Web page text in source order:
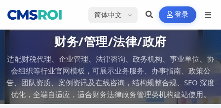
选择语言 登录
财务/管理/法律/政府
适配财税代理、企业管理、法律咨询、政务机构、事业单位、协
会组织等行业官网模板，可展示业务服务、办事指南、政策公
告、团队资质、案例资讯及在线咨询，结构规整合规、SEO 深度
优化，全端自适应，适合财务法律政务管理类机构建站使用。